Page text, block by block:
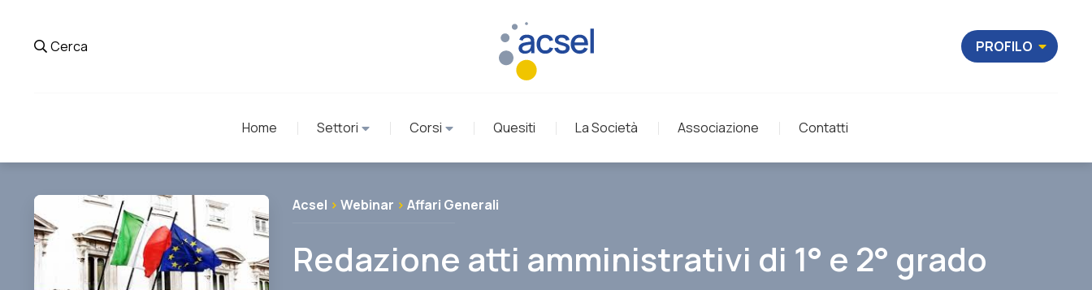
Cerca PROFILO
Home Settori Corsi Quesiti La Società Associazione Contatti
Acsel > Webinar > Affari Generali
Redazione atti amministrativi di 1° e 2° grado